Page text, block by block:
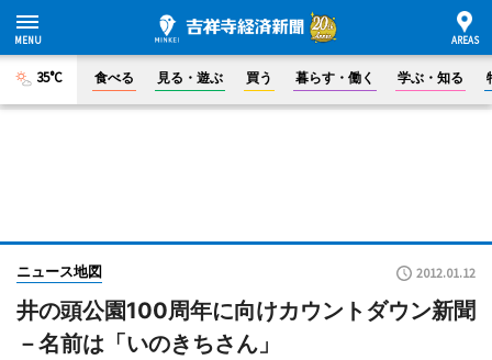
35°C 食べる 見る・遊ぶ 買う 暮らす・働く 学ぶ・知る
ニュース地図 2012.01.12
井の頭公園100周年に向けカウントダウン新聞
－名前は「いのきちさん」